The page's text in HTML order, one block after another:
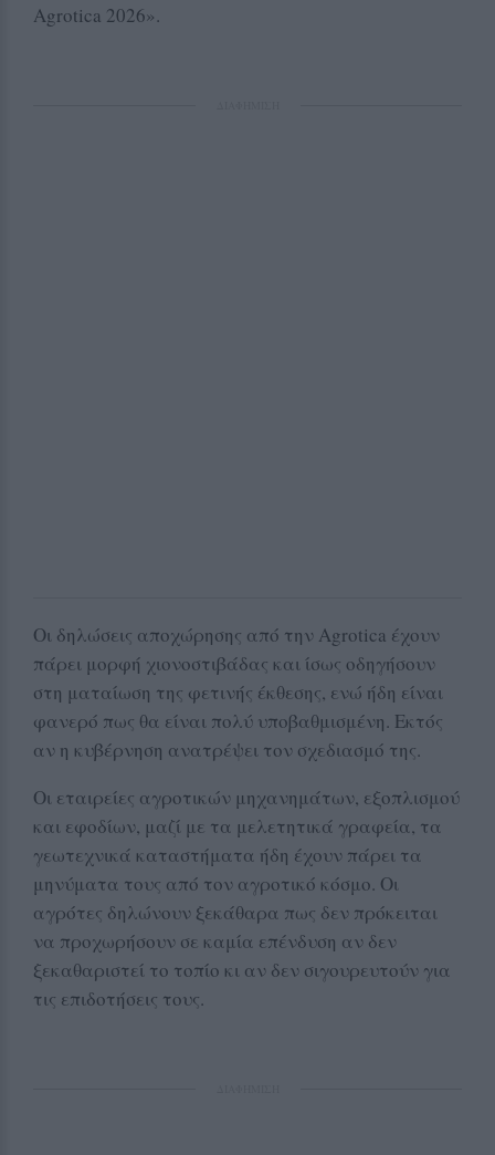
Agrotica 2026».
Οι δηλώσεις αποχώρησης από την Agrotica έχουν
πάρει μορφή χιονοστιβάδας και ίσως οδηγήσουν
στη ματαίωση της φετινής έκθεσης, ενώ ήδη είναι
φανερό πως θα είναι πολύ υποβαθμισμένη. Εκτός
αν η κυβέρνηση ανατρέψει τον σχεδιασμό της.
Οι εταιρείες αγροτικών μηχανημάτων, εξοπλισμού
και εφοδίων, μαζί με τα μελετητικά γραφεία, τα
γεωτεχνικά καταστήματα ήδη έχουν πάρει τα
μηνύματα τους από τον αγροτικό κόσμο. Οι
αγρότες δηλώνουν ξεκάθαρα πως δεν πρόκειται
να προχωρήσουν σε καμία επένδυση αν δεν
ξεκαθαριστεί το τοπίο κι αν δεν σιγουρευτούν για
τις επιδοτήσεις τους.